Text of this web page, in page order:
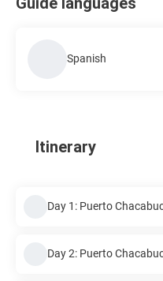
Spanish
Itinerary
Day 1: Puerto
Day 2: Puerto